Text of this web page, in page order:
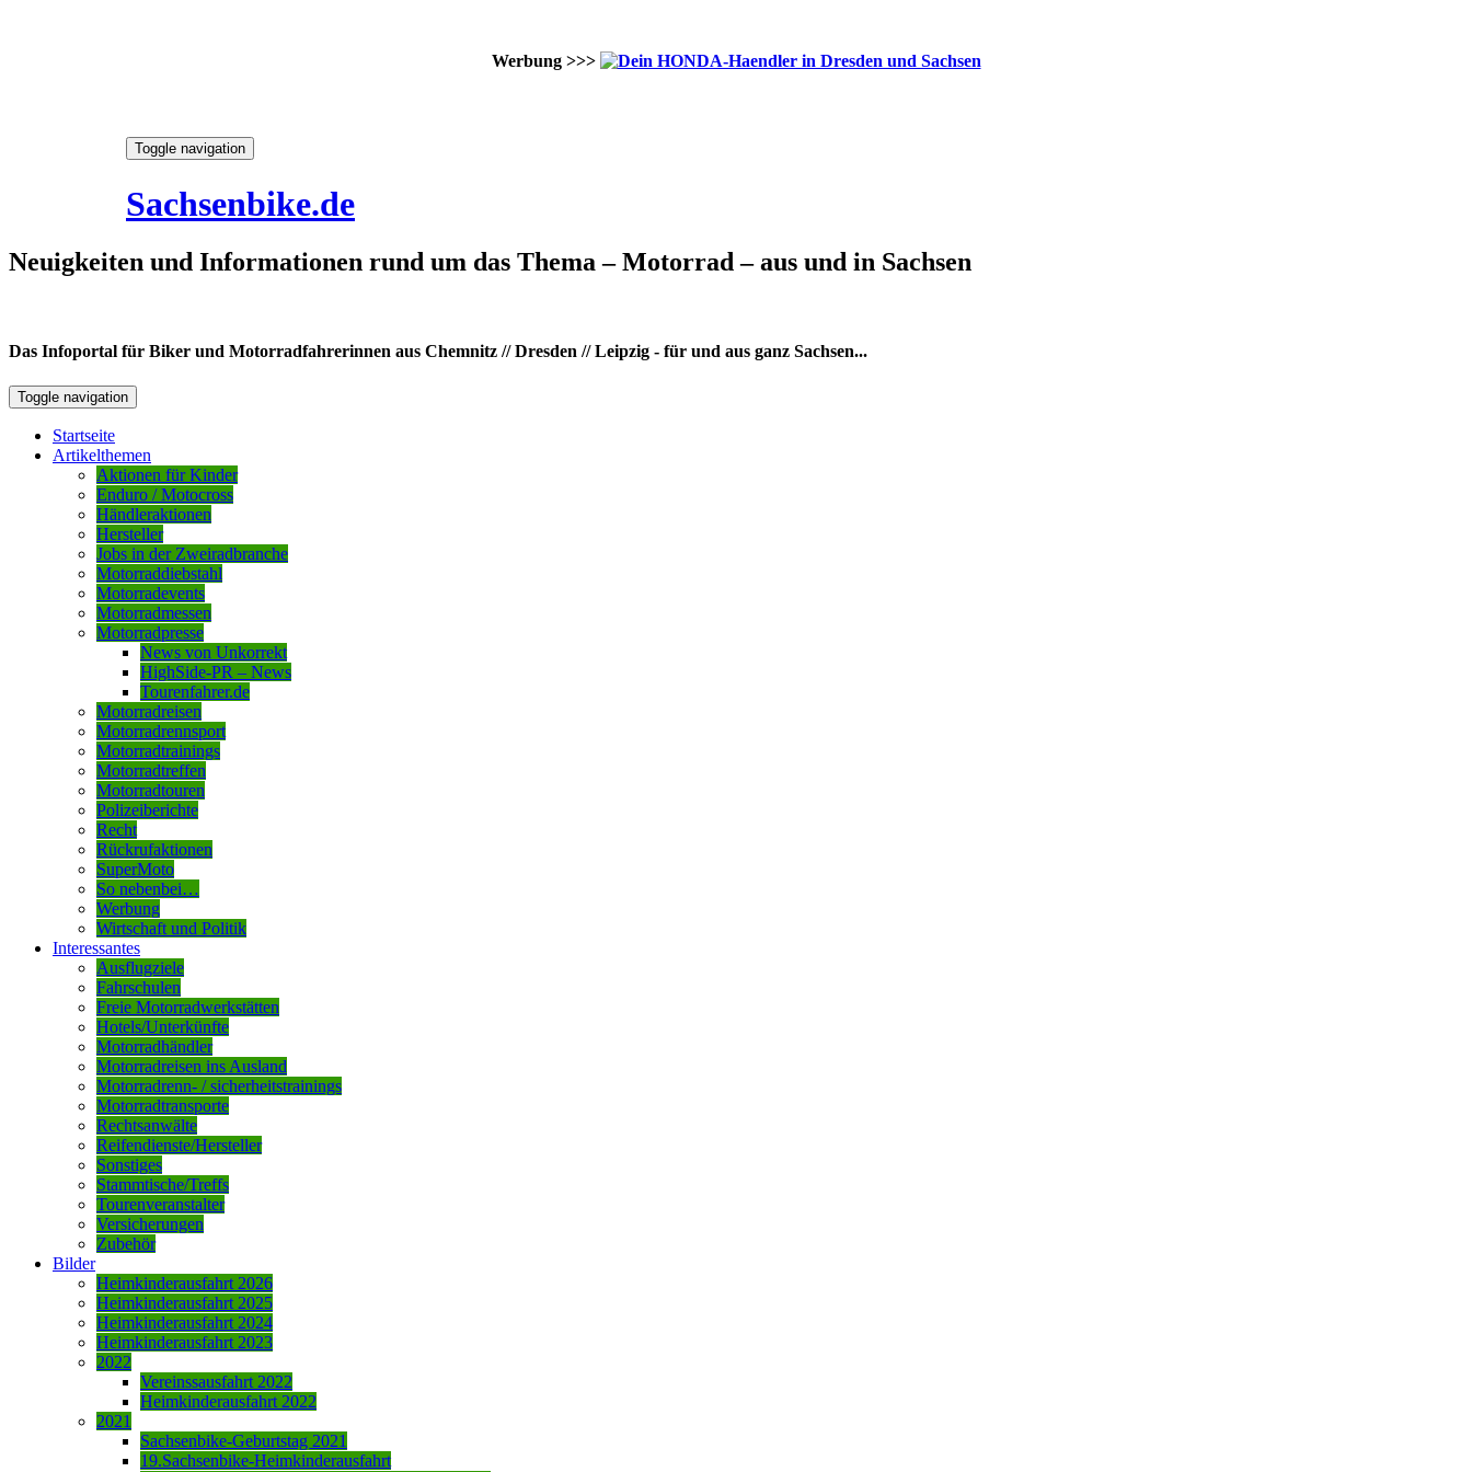
Werbung >>>
Toggle navigation
Sachsenbike.de
Neuigkeiten und Informationen rund um das Thema – Motorrad – aus und in Sachsen
Das Infoportal für Biker und Motorradfahrerinnen aus Chemnitz // Dresden // Leipzig - für und aus ganz Sachsen...
Toggle navigation
Startseite
Artikelthemen
Aktionen für Kinder
Enduro / Motocross
Händleraktionen
Hersteller
Jobs in der Zweiradbranche
Motorraddiebstahl
Motorradevents
Motorradmessen
Motorradpresse
News von Unkorrekt
HighSide-PR – News
Tourenfahrer.de
Motorradreisen
Motorradrennsport
Motorradtrainings
Motorradtreffen
Motorradtouren
Polizeiberichte
Recht
Rückrufaktionen
SuperMoto
So nebenbei…
Werbung
Wirtschaft und Politik
Interessantes
Ausflugziele
Fahrschulen
Freie Motorradwerkstätten
Hotels/Unterkünfte
Motorradhändler
Motorradreisen ins Ausland
Motorradrenn- / sicherheitstrainings
Motorradtransporte
Rechtsanwälte
Reifendienste/Hersteller
Sonstiges
Stammtische/Treffs
Tourenveranstalter
Versicherungen
Zubehör
Bilder
Heimkinderausfahrt 2026
Heimkinderausfahrt 2025
Heimkinderausfahrt 2024
Heimkinderausfahrt 2023
2022
Vereinssausfahrt 2022
Heimkinderausfahrt 2022
2021
Sachsenbike-Geburtstag 2021
19.Sachsenbike-Heimkinderausfahrt